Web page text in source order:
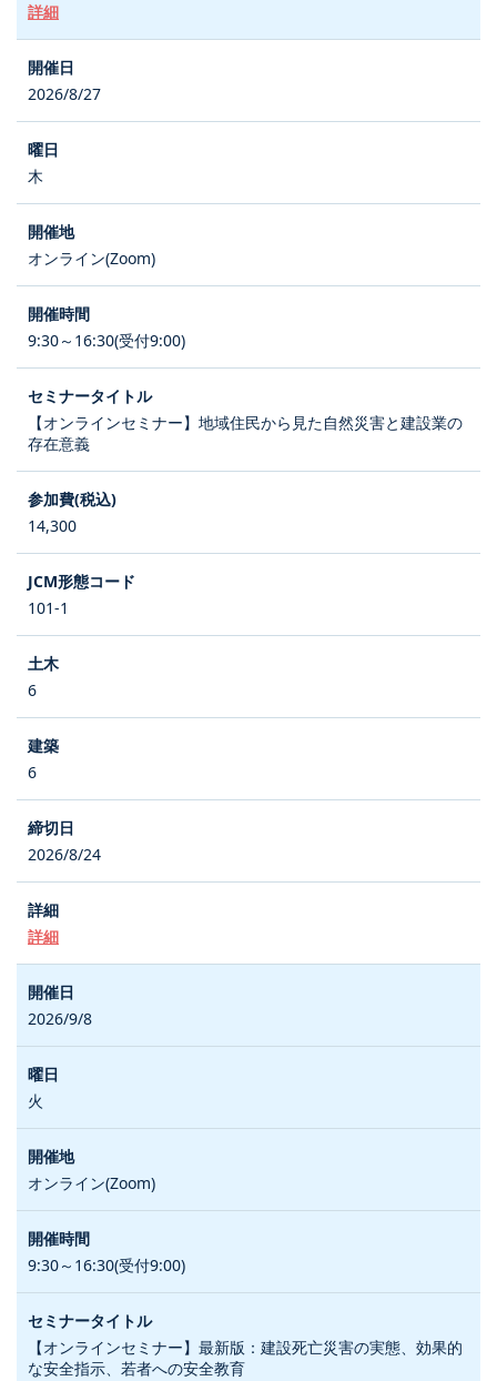
詳細
2026/8/27
木
オンライン(Zoom)
9:30～16:30(受付9:00)
【オンラインセミナー】地域住民から見た自然災害と建設業の
存在意義
14,300
101-1
6
6
2026/8/24
詳細
2026/9/8
火
オンライン(Zoom)
9:30～16:30(受付9:00)
【オンラインセミナー】最新版：建設死亡災害の実態、効果的
な安全指示、若者への安全教育